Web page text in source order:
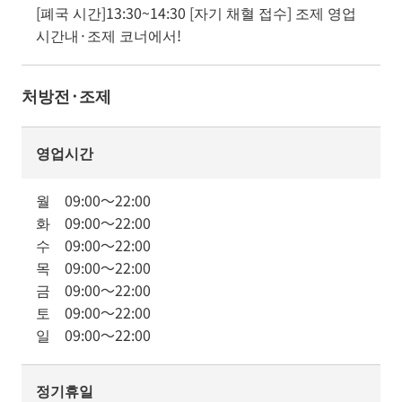
[폐국 시간]13:30~14:30 [자기 채혈 접수] 조제 영업
시간내·조제 코너에서!
처방전·조제
영업시간
월 09:00～22:00
화 09:00～22:00
수 09:00～22:00
목 09:00～22:00
금 09:00～22:00
토 09:00～22:00
일 09:00～22:00
정기휴일